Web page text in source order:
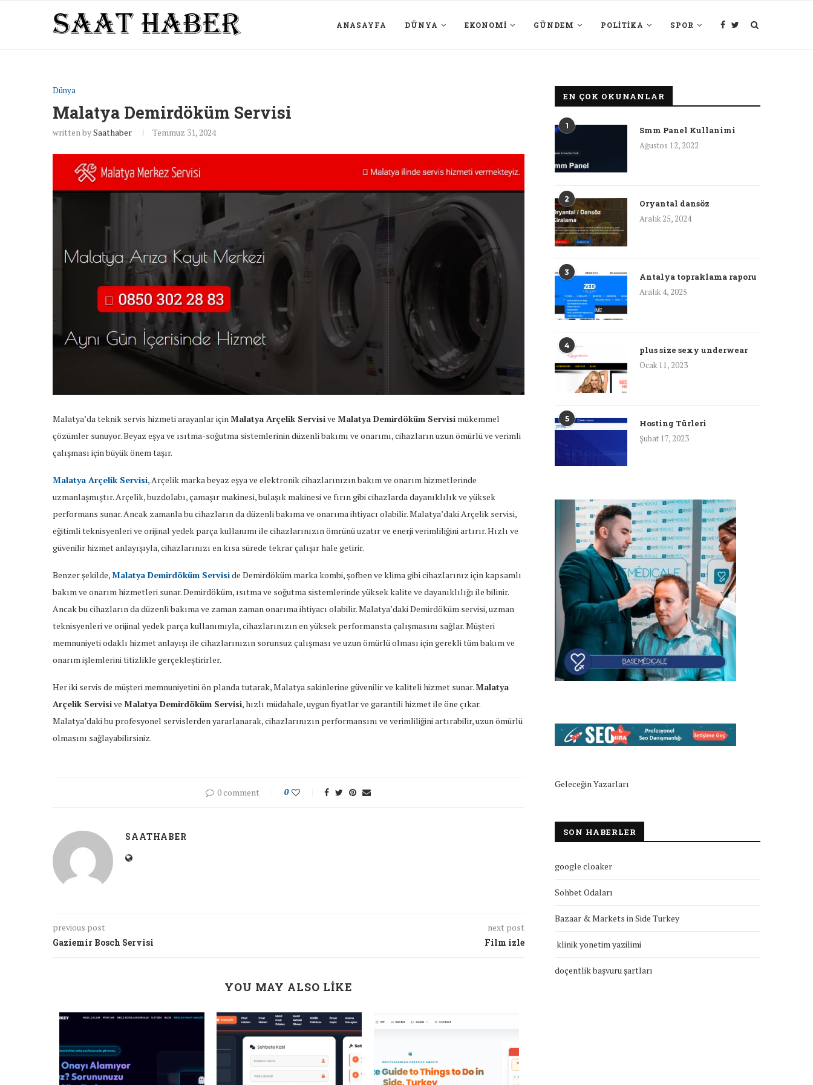
ANASAYFA DÜNYA EKONOMI GÜNDEM POLITIKA SPOR
Dünya
Malatya Demirdöküm Servisi
written bySaathaber Temmuz 31, 2024
Malatya’da teknik servis hizmeti arayanlar için Malatya Arçelik Servisive Malatya Demirdöküm Servisi mükemmel
çözümler sunuyor. Beyaz eşya ve ısıtma-soğutma sistemlerinin düzenli bakımı ve onarımı, cihazların uzun ömürlü ve verimli
çalışması için büyük önem taşır.
Malatya Arçelik Servisi, Arçelik marka beyaz eşya ve elektronik cihazlarınızın bakım ve onarım hizmetlerinde
uzmanlaşmıştır. Arçelik, buzdolabı, çamaşır makinesi, bulaşık makinesi ve fırın gibi cihazlarda dayanıklılık ve yüksek
performans sunar. Ancak zamanla bu cihazların da düzenli bakıma ve onarıma ihtiyacı olabilir. Malatya’daki Arçelik servisi,
eğitimli teknisyenleri ve orijinal yedek parça kullanımı ile cihazlarınızın ömrünü uzatır ve enerji verimliliğini artırır. Hızlı ve
güvenilir hizmet anlayışıyla, cihazlarınızı en kısa sürede tekrar çalışır hale getirir.
Benzer şekilde,Malatya Demirdöküm Serviside Demirdöküm marka kombi, şofben ve klima gibi cihazlarınız için kapsamlı
bakım ve onarım hizmetleri sunar. Demirdöküm, ısıtma ve soğutma sistemlerinde yüksek kalite ve dayanıklılığı ile bilinir.
Ancak bu cihazların da düzenli bakıma ve zaman zaman onarıma ihtiyacı olabilir. Malatya’daki Demirdöküm servisi, uzman
teknisyenleri ve orijinal yedek parça kullanımıyla, cihazlarınızın en yüksek performansta çalışmasını sağlar. Müşteri
memnuniyeti odaklı hizmet anlayışı ile cihazlarınızın sorunsuz çalışması ve uzun ömürlü olması için gerekli tüm bakım ve
onarım işlemlerini titizlikle gerçekleştirirler.
Her iki servis de müşteri memnuniyetini ön planda tutarak, Malatya sakinlerine güvenilir ve kaliteli hizmet sunar. Malatya
Arçelik Servisive Malatya Demirdöküm Servisi, hızlı müdahale, uygun fiyatlar ve garantili hizmet ile öne çıkar.
Malatya’daki bu profesyonel servislerden yararlanarak, cihazlarınızın performansını ve verimliliğini artırabilir, uzun ömürlü
olmasını sağlayabilirsiniz.
0 comment 0
SAATHABER
previous post
Gaziemir Bosch Servisi
next post
Film izle
YOU MAY ALSO LIKE
EN ÇOK OKUNANLAR
1
Smm Panel Kullanimi
Ağustos 12, 2022
2
Oryantal dansöz
Aralık 25, 2024
3
Antalya topraklama raporu
Aralık 4, 2025
4
plus size sexy underwear
Ocak 11, 2023
5
Hosting Türleri
Şubat 17, 2023
Geleceğin Yazarları
SON HABERLER
google cloaker
Sohbet Odaları
Bazaar & Markets in Side Turkey
klinik yonetim yazilimi
doçentlik başvuru şartları